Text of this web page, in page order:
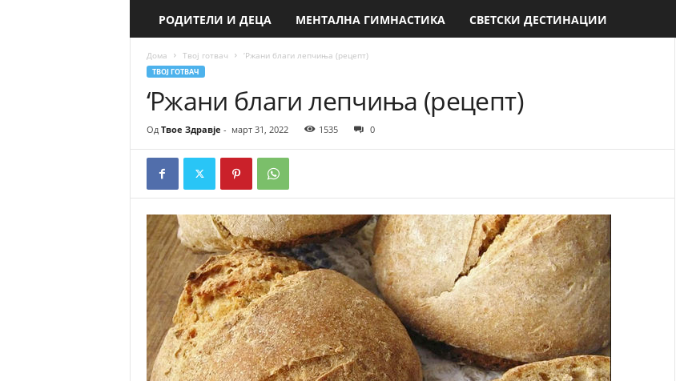
РОДИТЕЛИ И ДЕЦА МЕНТАЛНА ГИМНАСТИКА СВЕТСКИ ДЕСТИНАЦИИ
Дома Твој готвач ‘Ржани благи лепчиња (рецепт)
ТВОЈ ГОТВАЧ
‘Ржани благи лепчиња (рецепт)
Од Твое Здравје - март 31, 2022 1535 0